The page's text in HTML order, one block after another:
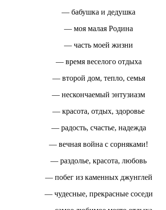
— бабушка и дедушка
— моя малая Родина
— часть моей жизни
— время веселого отдыха
— второй дом, тепло, семья
— нескончаемый энтузиазм
— красота, отдых, здоровье
— радость, счастье, надежда
— вечная война с сорняками!
— раздолье, красота, любовь
— побег из каменных джунглей
— чудесные, прекрасные соседи